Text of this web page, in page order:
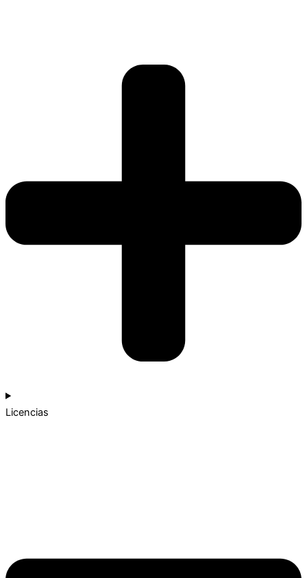
Licencias